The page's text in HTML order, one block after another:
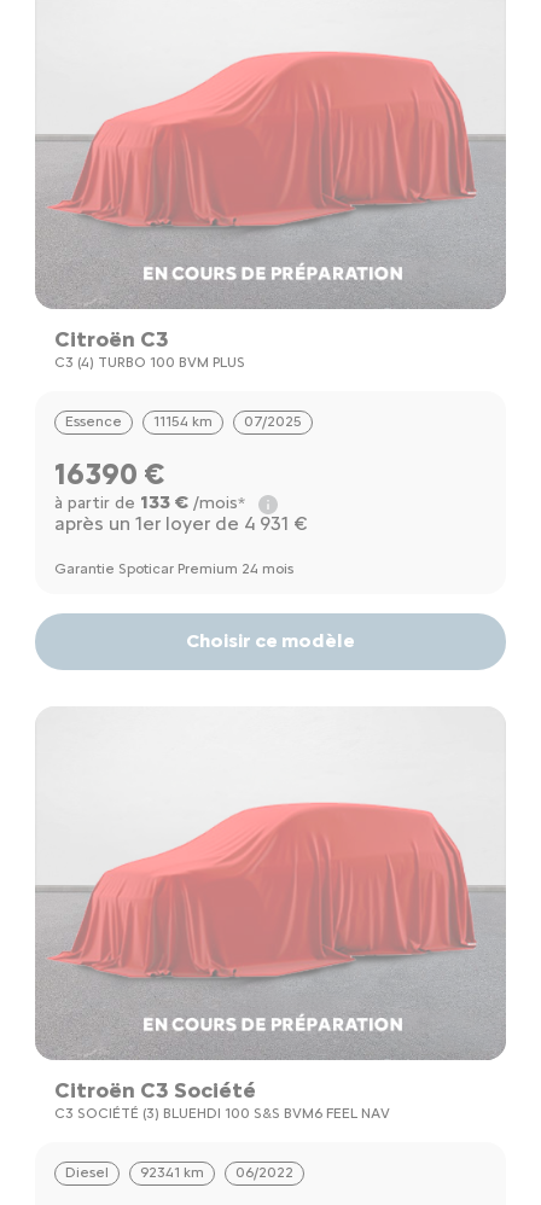
Citroën C3
C3 (4) TURBO 100 BVM PLUS
Essence 11154 km 07/2025
16390 €
à partir de 133 €/mois*
après un 1er loyer de 4 931 €
Garantie Spoticar Premium 24 mois
Choisir ce modèle
Citroën C3 Société
C3 SOCIÉTÉ (3) BLUEHDI 100 S&S BVM6 FEEL NAV
Diesel 92341 km 06/2022